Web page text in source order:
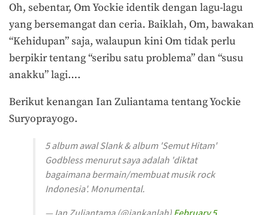
Oh, sebentar, Om Yockie identik dengan lagu-lagu
yang bersemangat dan ceria. Baiklah, Om, bawakan
“Kehidupan” saja, walaupun kini Om tidak perlu
berpikir tentang “seribu satu problema” dan “susu
anakku” lagi….
Berikut kenangan Ian Zuliantama tentang Yockie
Suryoprayogo.
5 album awal Slank & album 'Semut Hitam'
Godbless menurut saya adalah 'diktat
bagaimana bermain/membuat musik rock
Indonesia'. Monumental.